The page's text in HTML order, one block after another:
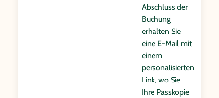
Abschluss der
Buchung
erhalten Sie
eine E-Mail mit
einem
personalisierten
Link, wo Sie
Ihre Passkopie